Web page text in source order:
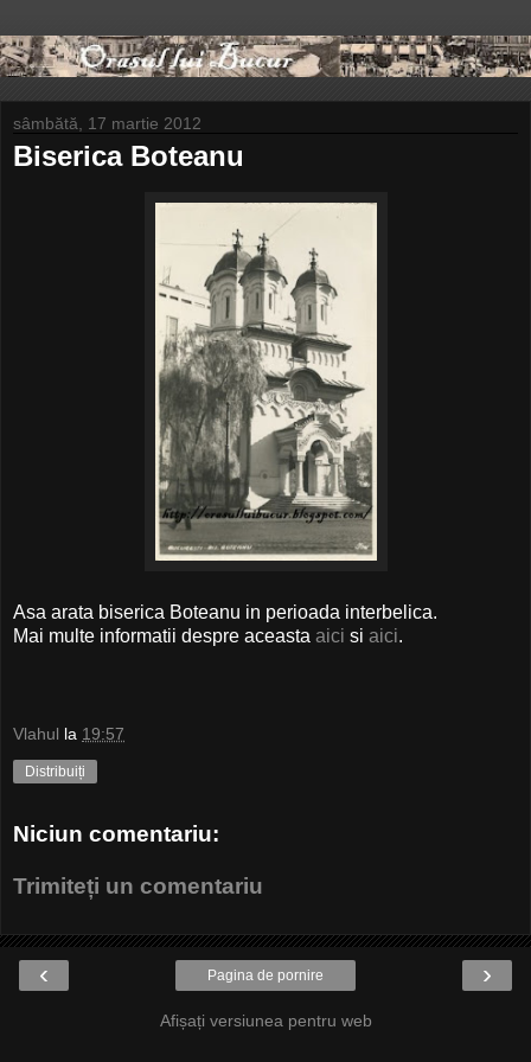
sâmbătă, 17 martie 2012
Biserica Boteanu
Asa arata biserica Boteanu in perioada interbelica.
Mai multe informatii despre aceasta aici si aici.
Vlahul la 19:57
Distribuiți
Niciun comentariu:
Trimiteți un comentariu
‹ ›
Pagina de pornire
Afișați versiunea pentru web